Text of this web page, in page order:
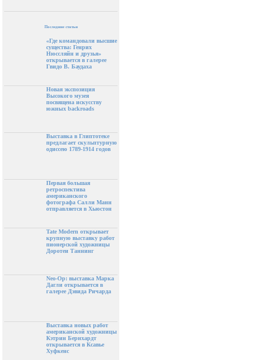
Последние статьи
«Где командовали высшие
существа: Генрих
Нюссляйн и друзья»
открывается в галерее
Гвидо В. Баудаха
Новая экспозиция
Высокого музея
посвящена искусству
южных backroads
Выставка в Глиптотеке
предлагает скульптурную
одиссею 1789-1914 годов
Первая большая
ретроспектива
американского
фотографа Салли Манн
отправляется в Хьюстон
Tate Modern открывает
крупную выставку работ
пионерской художницы
Доротеи Таннинг
Neo-Op: выставка Марка
Дагли открывается в
галерее Дэвида Ричарда
Выставка новых работ
американской художницы
Кэтрин Бернхардт
открывается в Ксавье
Хуфкенс